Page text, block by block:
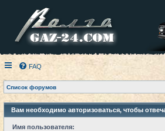
FAQ
Список форумов
Вам необходимо авторизоваться, чтобы
Имя пользователя: